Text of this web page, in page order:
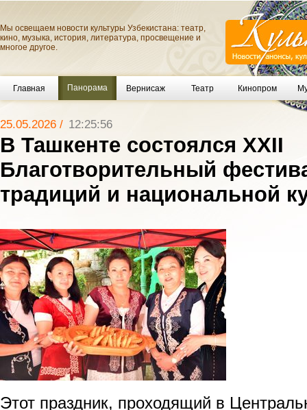
Мы освещаем новости культуры Узбекистана: театр,
кино, музыка, история, литература, просвещение и
многое другое.
Главная Панорама Вернисаж Театр Кинопром
25.05.2026 / 12:25:56
В Ташкенте состоялся XXII
Благотворительный
традиций и национальной
Этот праздник, проходящий в